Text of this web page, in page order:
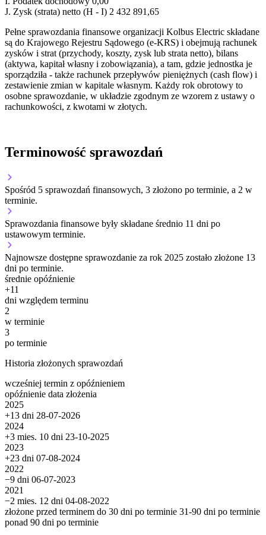
J. Zysk (strata) netto (H - I) 2 432 891,65
Pełne sprawozdania finansowe organizacji Kolbus Electric składane
są do Krajowego Rejestru Sądowego (e-KRS) i obejmują rachunek
zysków i strat (przychody, koszty, zysk lub strata netto), bilans
(aktywa, kapitał własny i zobowiązania), a tam, gdzie jednostka je
sporządziła - także rachunek przepływów pieniężnych (cash flow) i
zestawienie zmian w kapitale własnym. Każdy rok obrotowy to
osobne sprawozdanie, w układzie zgodnym ze wzorem z ustawy o
rachunkowości, z kwotami w złotych.
Terminowość sprawozdań
Spośród 5 sprawozdań finansowych, 3 złożono po terminie, a 2 w
terminie.
Sprawozdania finansowe były składane średnio 11 dni po
ustawowym terminie.
Najnowsze dostępne sprawozdanie za rok 2025 zostało złożone 13
dni po terminie.
średnie opóźnienie
+11
dni względem terminu
2
w terminie
3
po terminie
Historia złożonych sprawozdań
wcześniej termin z opóźnieniem
opóźnienie data złożenia
2025
+13 dni 28-07-2026
2024
+3 mies. 10 dni 23-10-2025
2023
+23 dni 07-08-2024
2022
−9 dni 06-07-2023
2021
−2 mies. 12 dni 04-08-2022
złożone przed terminem do 30 dni po terminie 31-90 dni po terminie
ponad 90 dni po terminie